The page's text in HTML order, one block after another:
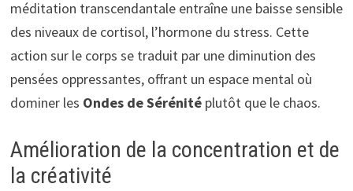
méditation transcendantale entraîne une baisse sensible
des niveaux de cortisol, l’hormone du stress. Cette
action sur le corps se traduit par une diminution des
pensées oppressantes, offrant un espace mental où
dominer les Ondes de Sérénitéplutôt que le chaos.
Amélioration de la concentration et de
la créativité